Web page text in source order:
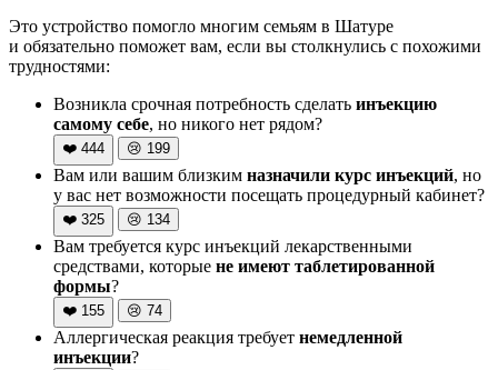
Это устройство помогло многим семьям в Шатуре
и обязательно поможет вам, если вы столкнулись с похожими
трудностями:
Возникла срочная потребность сделать инъекцию
самому себе, но никого нет рядом?
❤️ 444 😢 199
Вам или вашим близким назначили курс инъекций, но
у вас нет возможности посещать процедурный кабинет?
❤️ 325 😢 134
Вам требуется курс инъекций лекарственными
средствами, которые не имеют таблетированной
формы?
❤️ 155 😢 74
Аллергическая реакция требует немедленной
инъекции?